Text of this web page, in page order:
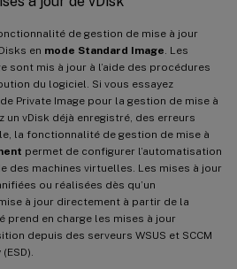
de gestion de mise à jour
en mode Standard Image . Les
sont mis à jour à l’aide des procédures
du logiciel. Si vous essayez
Private Image pour la gestion de mise à
un vDisk déjà enregistré, des erreurs
la fonctionnalité de gestion de mise à
permet de configurer l’automatisation
des machines virtuelles. Les mises à jour
ou réalisées dès qu’un
à jour directement à partir de la
prend en charge les mises à jour
depuis des serveurs WSUS et SCCM